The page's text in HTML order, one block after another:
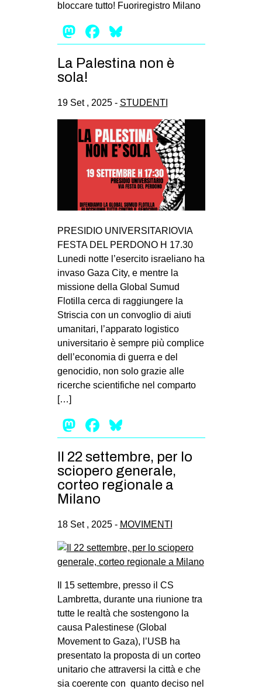
Fb
bsky
ms
SEARCH
bloccare tutto! Fuoriregistro Milano
Mastodon
Facebook
La Palestina non è
sola!
19 Set , 2025 - STUDENTI
PRESIDIO UNIVERSITARIOVIA
FESTA DEL PERDONO H 17.30
Lunedi notte l’esercito israeliano ha
invaso Gaza City, e mentre la
missione della Global Sumud
Flotilla cerca di raggiungere la
Striscia con un convoglio di aiuti
umanitari, l’apparato logistico
universitario è sempre più complice
dell’economia di guerra e del
genocidio, non solo grazie alle
ricerche scientifiche nel comparto
[…]
Mastodon
Facebook
Il 22 settembre, per lo
sciopero generale,
corteo regionale a
Milano
18 Set , 2025 - MOVIMENTI
Il 15 settembre, presso il CS
Lambretta, durante una riunione tra
tutte le realtà che sostengono la
causa Palestinese (Global
Movement to Gaza), l’USB ha
presentato la proposta di un corteo
unitario che attraversi la città e che
sia coerente con quanto deciso nel